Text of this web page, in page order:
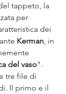
tappeto, la
per
dei
Kerman, in
del vaso".
tre file di
Il primo e il